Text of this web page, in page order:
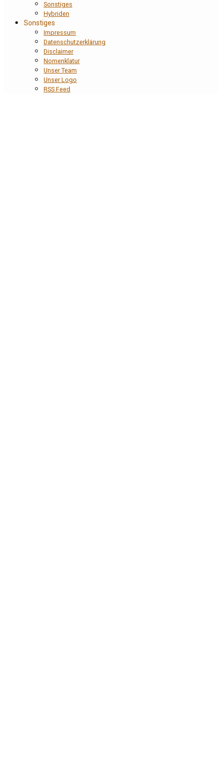
Sonstiges
Hybriden
Sonstiges
Impressum
Datenschutzerklärung
Disclaimer
Nomenklatur
Unser Team
Unser Logo
RSS Feed